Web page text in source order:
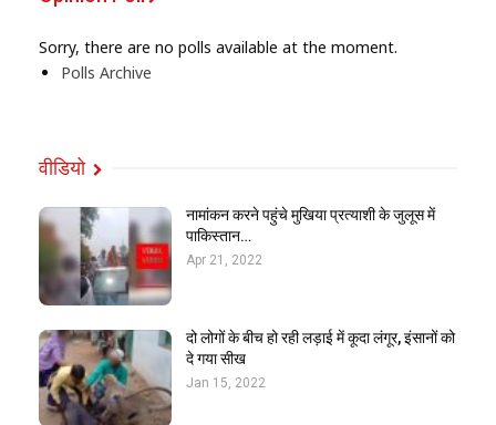
Sorry, there are no polls available at the moment.
Polls Archive
वीडियो
नामांकन करने पहुंचे मुखिया प्रत्याशी के जुलूस में
पाकिस्तान…
Apr 21, 2022
दो लोगों के बीच हो रही लड़ाई में कूदा लंगूर, इंसानों को
दे गया सीख
Jan 15, 2022